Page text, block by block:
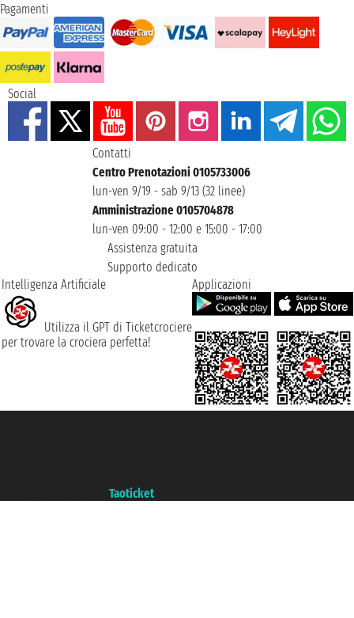
Pagamenti
Social
Contatti
Centro Prenotazioni 0105733006
lun-ven 9/19 - sab 9/13 (32 linee)
Amministrazione 0105704878
lun-ven 09:00 - 12:00 e 15:00 - 17:00
Assistenza gratuita
Supporto dedicato
Intelligenza Artificiale
Utilizza il GPT di Ticketcrociere
per trovare la crociera perfetta!
Applicazioni
Taoticket